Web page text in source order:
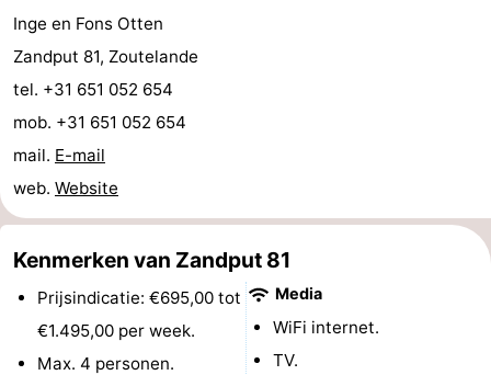
Schouwen
Natuur
Oranjezon
-
Oostkapelle
-
Natuur
de
Mantelingen
-
Domburg
-
Westkapelle
-
Natuur
Walcherse
bos
-
Dishoek
Vlissingen
-
Inge en Fons Otten
Zandput 81, Zoutelande
tel. +31 651 052 654
mob. +31 651 052 654
mail. E-mail
web. Website
Kenmerken van Zandput 81
Prijsindicatie: €695,00 tot
€1.495,00 per week.
Max. 4 personen.
Media
WiFi internet.
TV.